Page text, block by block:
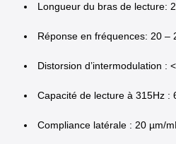
Longueur du bras de lecture:
Réponse en fréquences: 20 –
Distorsion d’intermodulation :
Capacité de lecture à 315Hz :
Compliance latérale : 20 µm/